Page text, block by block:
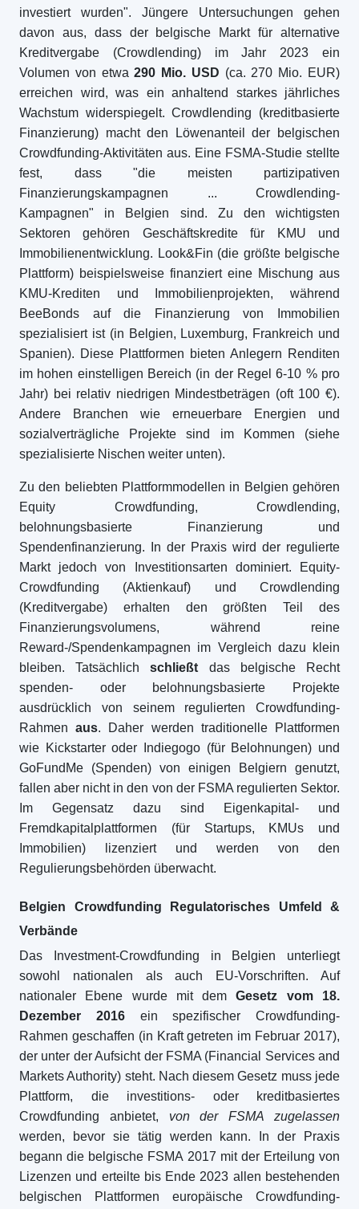
investiert wurden". Jüngere Untersuchungen gehen
davon aus, dass der belgische Markt für alternative
Kreditvergabe (Crowdlending) im Jahr 2023 ein
Volumen von etwa290 Mio. USD (ca. 270 Mio. EUR)
erreichen wird, was ein anhaltend starkes jährliches
Wachstum widerspiegelt. Crowdlending (kreditbasierte
Finanzierung) macht den Löwenanteil der belgischen
Crowdfunding-Aktivitäten aus. Eine FSMA-Studie stellte
fest, dass "die meisten partizipativen
Finanzierungskampagnen ... Crowdlending-
Kampagnen" in Belgien sind. Zu den wichtigsten
Sektoren gehören Geschäftskredite für KMU und
Immobilienentwicklung. Look&Fin (die größte belgische
Plattform) beispielsweise finanziert eine Mischung aus
KMU-Krediten und Immobilienprojekten, während
BeeBonds auf die Finanzierung von Immobilien
spezialisiert ist (in Belgien, Luxemburg, Frankreich und
Spanien). Diese Plattformen bieten Anlegern Renditen
im hohen einstelligen Bereich (in der Regel 6-10 % pro
Jahr) bei relativ niedrigen Mindestbeträgen (oft 100 €).
Andere Branchen wie erneuerbare Energien und
sozialverträgliche Projekte sind im Kommen (siehe
spezialisierte Nischen weiter unten).
Zu den beliebten Plattformmodellen in Belgien gehören
Equity Crowdfunding, Crowdlending,
belohnungsbasierte Finanzierung und
Spendenfinanzierung. In der Praxis wird der regulierte
Markt jedoch von Investitionsarten dominiert. Equity-
Crowdfunding (Aktienkauf) und Crowdlending
(Kreditvergabe) erhalten den größten Teil des
Finanzierungsvolumens, während reine
Reward-/Spendenkampagnen im Vergleich dazu klein
bleiben. Tatsächlichschließt das belgische Recht
spenden- oder belohnungsbasierte Projekte
ausdrücklich von seinem regulierten Crowdfunding-
Rahmenaus. Daher werden traditionelle Plattformen
wie Kickstarter oder Indiegogo (für Belohnungen) und
GoFundMe (Spenden) von einigen Belgiern genutzt,
fallen aber nicht in den von der FSMA regulierten Sektor.
Im Gegensatz dazu sind Eigenkapital- und
Fremdkapitalplattformen (für Startups, KMUs und
Immobilien) lizenziert und werden von den
Regulierungsbehörden überwacht.
Belgien Crowdfunding Regulatorisches Umfeld &
Verbände
Das Investment-Crowdfunding in Belgien unterliegt
sowohl nationalen als auch EU-Vorschriften. Auf
nationaler Ebene wurde mit demGesetz vom 18.
Dezember 2016ein spezifischer Crowdfunding-
Rahmen geschaffen (in Kraft getreten im Februar 2017),
der unter der Aufsicht der FSMA (Financial Services and
Markets Authority) steht. Nach diesem Gesetz muss jede
Plattform, die investitions- oder kreditbasiertes
Crowdfunding anbietet, von der FSMA zugelassen
werden, bevor sie tätig werden kann. In der Praxis
begann die belgische FSMA 2017 mit der Erteilung von
Lizenzen und erteilte bis Ende 2023 allen bestehenden
belgischen Plattformen europäische Crowdfunding-